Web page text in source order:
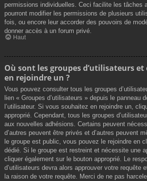
permissions individuelles. Ceci facilite les tâches
pourront modifier les permissions de plusieurs
fois, ou encore leur accorder des pouvoirs de
donner accès à un forum privé.
Haut
Où sont les groupes d’utilisateurs
en rejoindre un ?
Vous pouvez consulter tous les groupes
lien « Groupes d’utilisateurs » depuis le panneau
l’utilisateur. Si vous souhaitez en rejoindre un,
approprié. Cependant, tous les groupes
aux nouvelles adhésions. Certains peuvent
d’autres peuvent être privés et d’autres peuvent
le groupe est public, vous pouvez le rejoindre en
dédié. Si le groupe est restreint et nécessite une
cliquer également sur le bouton approprié. Le
d’utilisateurs devra alors approuver votre requête
la raison de votre requête. Merci de ne pas